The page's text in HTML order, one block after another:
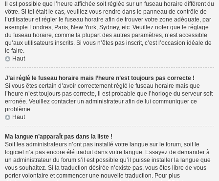
Il est possible que l’heure affichée soit réglée sur un fuseau horaire différent du
vôtre. Si tel était le cas, veuillez vous rendre dans le panneau de contrôle de
l’utilisateur et régler le fuseau horaire afin de trouver votre zone adéquate, par
exemple Londres, Paris, New York, Sydney, etc. Veuillez noter que le réglage
du fuseau horaire, comme la plupart des autres paramètres, n’est accessible
qu’aux utilisateurs inscrits. Si vous n’êtes pas inscrit, c’est l’occasion idéale de
le faire.
Haut
J’ai réglé le fuseau horaire mais l’heure n’est toujours pas correcte !
Si vous êtes certain d’avoir correctement réglé le fuseau horaire mais que
l’heure n’est toujours pas correcte, il est probable que l’horloge du serveur soit
erronée. Veuillez contacter un administrateur afin de lui communiquer ce
problème.
Haut
Ma langue n’apparaît pas dans la liste !
Soit les administrateurs n’ont pas installé votre langue sur le forum, soit le
logiciel n’a pas encore été traduit dans votre langue. Essayez de demander à
un administrateur du forum s’il est possible qu’il puisse installer la langue que
vous souhaitez. Si la traduction désirée n’existe pas, vous êtes libre de vous
porter volontaire et commencer une nouvelle traduction. Pour plus